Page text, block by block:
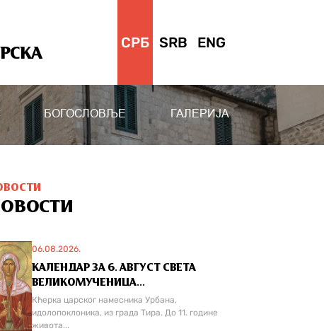
СРБ SRB ENG
БОГОСЛОВЉЕ ГАЛЕРИЈА
06.08.2026.
КАЛЕНДАР ЗА 6. АВГУСТ СВЕТА
ВЕЛИКОМУЧЕНИЦА...
Кћерка царског намесника Урбана,
идолопоклоника, из града Тира. До 11. године
живота...